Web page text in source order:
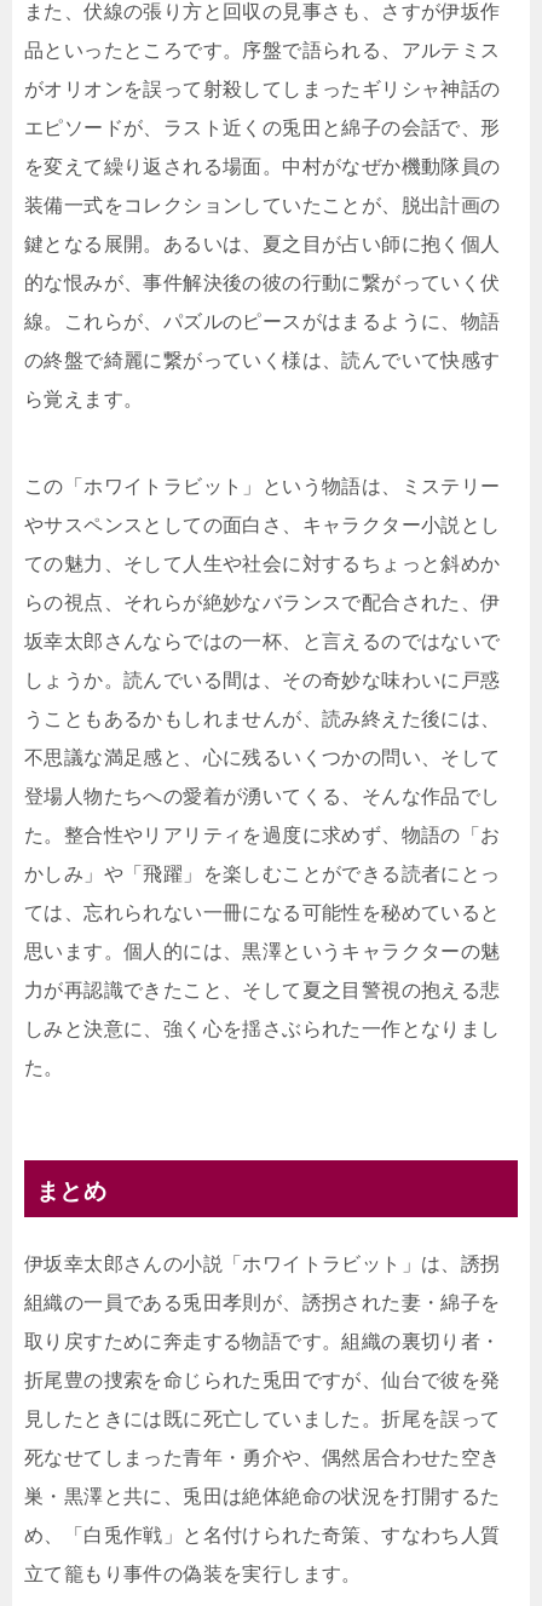
また、伏線の張り方と回収の見事さも、さすが伊坂作
品といったところです。序盤で語られる、アルテミス
がオリオンを誤って射殺してしまったギリシャ神話の
エピソードが、ラスト近くの兎田と綿子の会話で、形
を変えて繰り返される場面。中村がなぜか機動隊員の
装備一式をコレクションしていたことが、脱出計画の
鍵となる展開。あるいは、夏之目が占い師に抱く個人
的な恨みが、事件解決後の彼の行動に繋がっていく伏
線。これらが、パズルのピースがはまるように、物語
の終盤で綺麗に繋がっていく様は、読んでいて快感す
ら覚えます。
この「ホワイトラビット」という物語は、ミステリー
やサスペンスとしての面白さ、キャラクター小説とし
ての魅力、そして人生や社会に対するちょっと斜めか
らの視点、それらが絶妙なバランスで配合された、伊
坂幸太郎さんならではの一杯、と言えるのではないで
しょうか。読んでいる間は、その奇妙な味わいに戸惑
うこともあるかもしれませんが、読み終えた後には、
不思議な満足感と、心に残るいくつかの問い、そして
登場人物たちへの愛着が湧いてくる、そんな作品でし
た。整合性やリアリティを過度に求めず、物語の「お
かしみ」や「飛躍」を楽しむことができる読者にとっ
ては、忘れられない一冊になる可能性を秘めていると
思います。個人的には、黒澤というキャラクターの魅
力が再認識できたこと、そして夏之目警視の抱える悲
しみと決意に、強く心を揺さぶられた一作となりまし
た。
まとめ
伊坂幸太郎さんの小説「ホワイトラビット」は、誘拐
組織の一員である兎田孝則が、誘拐された妻・綿子を
取り戻すために奔走する物語です。組織の裏切り者・
折尾豊の捜索を命じられた兎田ですが、仙台で彼を発
見したときには既に死亡していました。折尾を誤って
死なせてしまった青年・勇介や、偶然居合わせた空き
巣・黒澤と共に、兎田は絶体絶命の状況を打開するた
め、「白兎作戦」と名付けられた奇策、すなわち人質
立て籠もり事件の偽装を実行します。